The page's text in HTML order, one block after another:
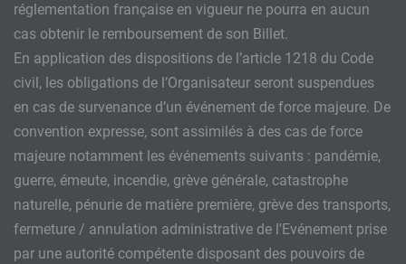
réglementation française en vigueur ne pourra en aucun
cas obtenir le remboursement de son Billet.
En application des dispositions de l’article 1218 du Code
civil, les obligations de l’Organisateur seront suspendues
en cas de survenance d’un événement de force majeure. De
convention expresse, sont assimilés à des cas de force
majeure notamment les événements suivants : pandémie,
guerre, émeute, incendie, grève générale, catastrophe
naturelle, pénurie de matière première, grève des transports,
fermeture / annulation administrative de l'Evénement prise
par une autorité compétente disposant des pouvoirs de